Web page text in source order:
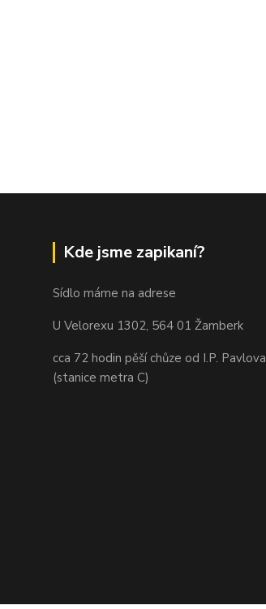
Kde jsme zapikaní?
Sídlo máme na adrese
U Velorexu 1302, 564 01 Žamberk
cca 72 hodin pěší chůze od I.P. Pavlova
(stanice metra C)